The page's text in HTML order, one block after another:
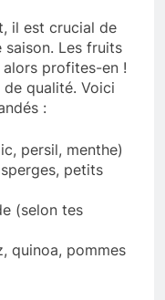
il est crucial de
saison. Les fruits
profites-en !
qualité. Voici
:
persil, menthe)
petits
(selon tes
quinoa, pommes